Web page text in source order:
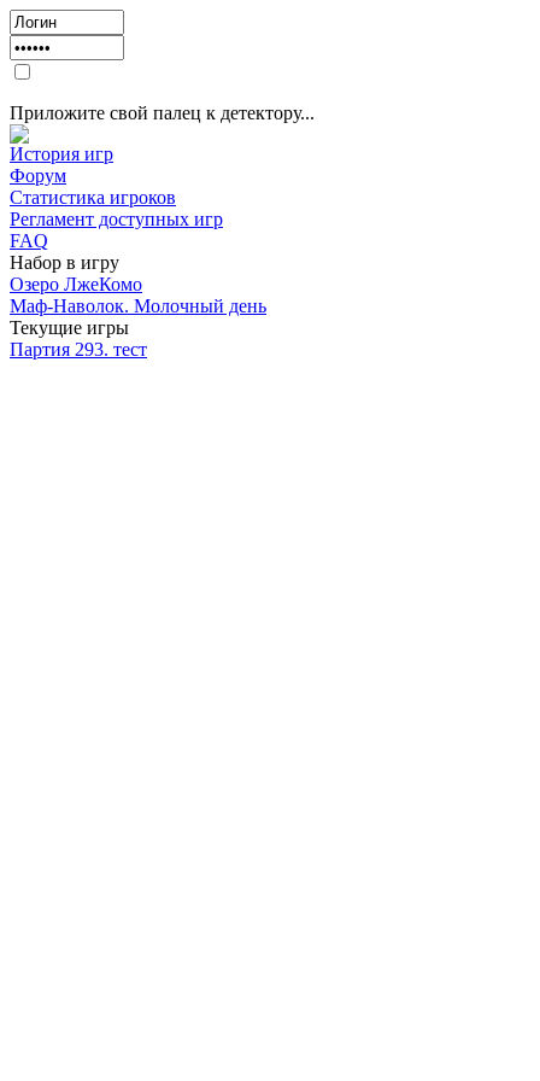
Приложите свой палец к детектору...
История игр
Форум
Статистика игроков
Регламент доступных игр
FAQ
Набор в игру
Озеро ЛжеКомо
Маф-Наволок. Молочный день
Текущие игры
Партия 293. тест